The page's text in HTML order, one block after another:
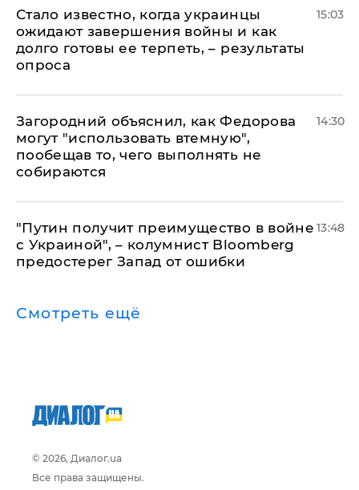
Стало известно, когда украинцы
ожидают завершения войны и как
долго готовы ее терпеть, – результаты
опроса
15:03
Загородний объяснил, как Федорова
могут "использовать втемную",
пообещав то, чего выполнять не
собираются
14:30
"Путин получит преимущество в войне
с Украиной", – колумнист Bloomberg
предостерег Запад от ошибки
13:48
Смотреть ещё
© 2026, Диалог.ua
Все права защищены.